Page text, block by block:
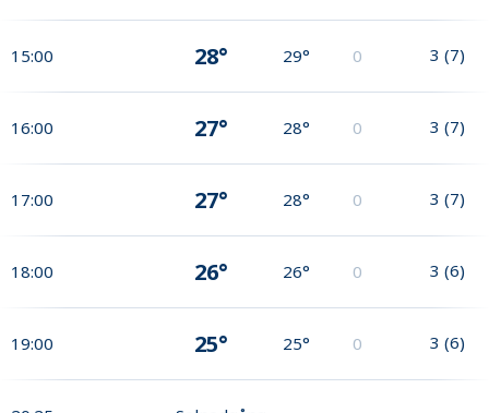
15:00 28° 29° 0 3 (7)
16:00 27° 28° 0 3 (7)
17:00 27° 28° 0 3 (7)
18:00 26° 26° 0 3 (6)
19:00 25° 25° 0 3 (6)